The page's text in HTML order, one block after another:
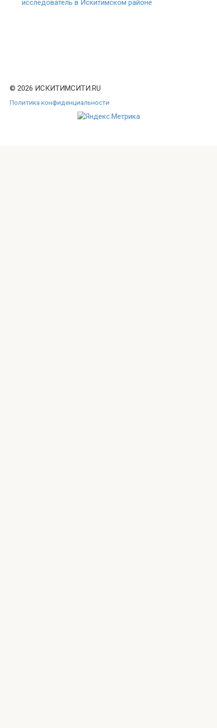
исследователь в Искитимском районе
© 2026 ИСКИТИМСИТИ.RU
Политика конфиденциальности